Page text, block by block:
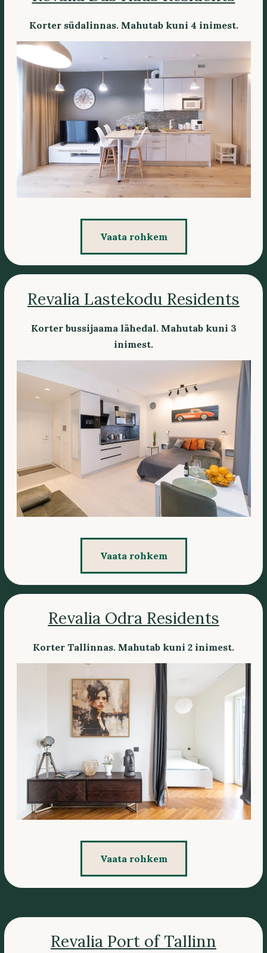
Korter südalinnas. Mahutab kuni 4 inimest.
Vaata rohkem
Revalia Lastekodu Residents
Korter bussijaama lähedal. Mahutab kuni 3
inimest.
Vaata rohkem
Revalia Odra Residents
Korter Tallinnas. Mahutab kuni 2 inimest.
Vaata rohkem
Revalia Port of Tallinn